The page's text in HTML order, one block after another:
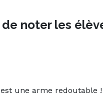
noter les
une arme redoutable